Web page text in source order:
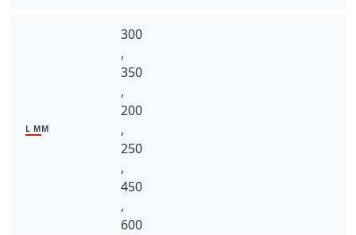
L MM
300
,
350
,
200
,
250
,
450
,
600